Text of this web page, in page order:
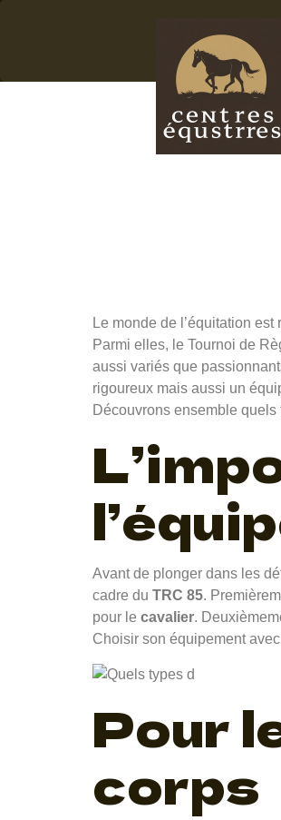
Le monde de l’équitation
Parmi elles, le Tournoi de
aussi variés que
rigoureux mais aussi un
Découvrons ensemble quels
Avant de plonger dans les
cadre du TRC 85.
pour le cavalier.
Choisir son équipement
Pour
corps